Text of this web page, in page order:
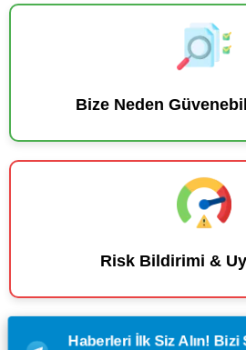
Bize Neden
Risk Bildirimi &
Haberleri İlk Siz Alın!